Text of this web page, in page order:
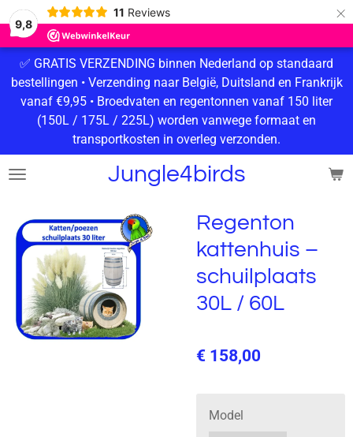
9,8
11 Reviews ×
Jungle4birds
✅ GRATIS VERZENDING binnen Nederland op standaard
bestellingen • Verzending naar België, Duitsland en Frankrijk
vanaf €9,95 • Broedvaten en regentonnen vanaf 150 liter
(150L / 175L / 225L) worden vanwege formaat en
transportkosten in overleg verzonden.
Regenton
kattenhuis –
schuilplaats
30L / 60L
€ 158,00
Model